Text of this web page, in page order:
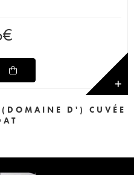
€
✕
D') CUVÉE